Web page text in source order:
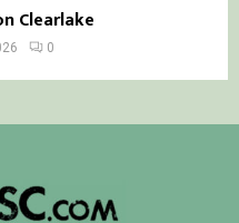
Clearlake
0